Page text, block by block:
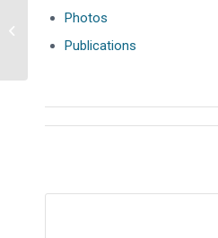
Photos
Publications
La 1ère Réunion du Groupe de Travail
du COMCEC sur l’Agriculture